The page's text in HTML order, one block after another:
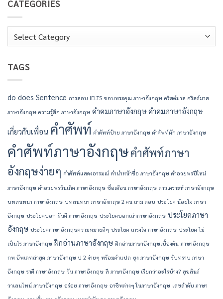
CATEGORIES
Categories
TAGS
do does Sentence การสอบ IELTS ขอบพระคุณ ภาษาอังกฤษ คริสต์มาส คริสต์มาส
ภาษาอังกฤษ ความรู้สึก ภาษาอังกฤษ คำคมภาษาอังกฤษ คำคมภาษาอังกฤษ
เกี่ยวกับเพื่อน คำศัพท์ คำศัพท์ป้าย ภาษาอังกฤษ คำศัพท์ผัก ภาษาอังกฤษ
คำศัพท์ภาษาอังกฤษคำศัพท์ภาษา
อังกฤษง่ายๆ คำศัพท์แสดงอารมณ์ คํานําหน้าชื่อ ภาษาอังกฤษ คําอวยพรปีใหม่
ภาษาอังกฤษ คําอวยพรวันเกิด ภาษาอังกฤษ ชื่อเดือน ภาษาอังกฤษ ดาวเคราะห์ ภาษาอังกฤษ
บทสนทนา ภาษาอังกฤษ บทสนทนา ภาษาอังกฤษ 2 คน ถาม ตอบ ประโยค น้อยใจ ภาษา
อังกฤษ ประโยคบอก ฝันดี ภาษาอังกฤษ ประโยคบอกเล่าภาษาอังกฤษ ประโยคภาษา
อังกฤษ ประโยคภาษาอังกฤษความหมายดีๆ ประโยค เกรงใจ ภาษาอังกฤษ ประโยค ไม่
เป็นไร ภาษาอังกฤษ ฝึกอ่านภาษาอังกฤษ ฝึกอ่านภาษาอังกฤษเบื้องต้น ภาษาอังกฤษ
กพ อัพเดทล่าสุด ภาษาอังกฤษ ป 2 ง่ายๆ พร้อมคำแปล ยุง ภาษาอังกฤษ รับทราบ ภาษา
อังกฤษ ราศี ภาษาอังกฤษ วัน ภาษาอังกฤษ สี ภาษาอังกฤษ เรียกว่าอะไรบ้าง? สุขสันต์
วาเลนไทน์ ภาษาอังกฤษ อร่อย ภาษาอังกฤษ อาชีพต่างๆ ในภาษาอังกฤษ เลขลำดับ ภาษา